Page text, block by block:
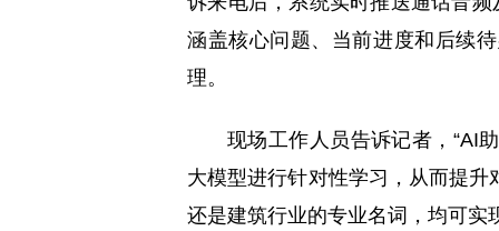
涵盖核心问题、当前进度和后续
理。
现场工作人员告诉记者，“AI
大模型进行针对性学习，从而提
还是建筑行业的专业名词，均可实